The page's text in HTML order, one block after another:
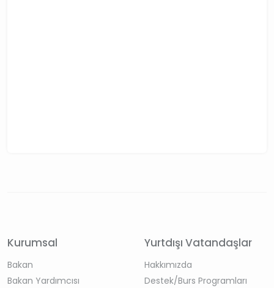
Kurumsal
Bakan
Bakan Yardımcısı
Yurtdışı Vatandaşlar
Hakkımızda
Destek/Burs Programları